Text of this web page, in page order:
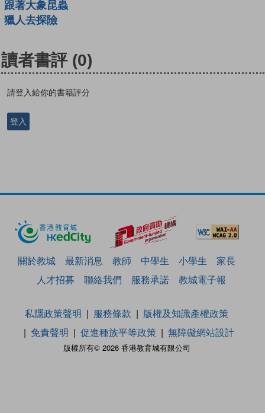
跟著大象昆蟲
獵人去探險
讀者書評 (0)
請登入給你的書籍評分
登入
關於教城 最新消息 教師 中學生 小學生
家長
人才招募
聯絡我們 服務承諾 教城電子報
版權所有© 2026 香港教育城有限公司
私隱政策聲明 服務條款
版權及知識產權政策
免責聲明
促進種族平等政策 無障礙網站設計